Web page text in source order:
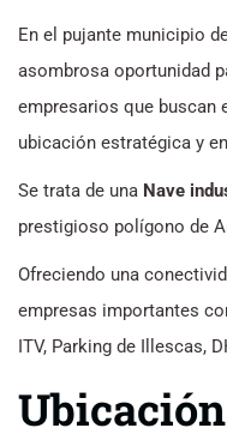
En el pujante municipio
asombrosa oportunidad
empresarios que buscan
ubicación estratégica y
Se trata de una Nave
prestigioso polígono de
Ofreciendo una
empresas importantes
ITV, Parking de Illescas,